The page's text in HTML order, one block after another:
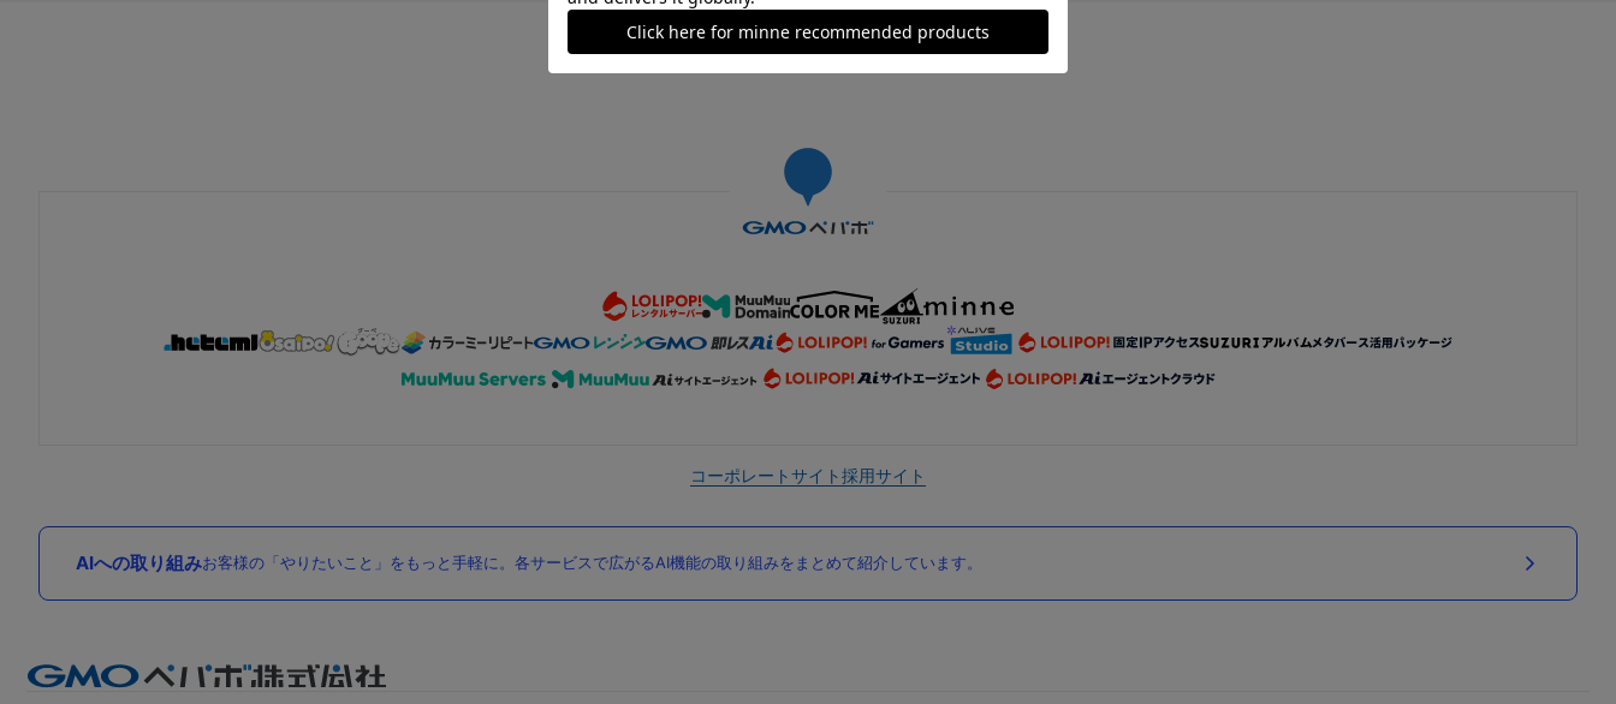
©GMO Pepabo, Inc. All rights reserved.
コーポレートサイト採用サイト
AIへの取り組みお客様の「やりたいこと」をもっと手軽に。各サービスで広がるAI機能の取り組みをまとめて紹介しています。